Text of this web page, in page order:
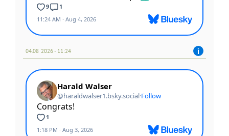
04.08 2026 - 11:24